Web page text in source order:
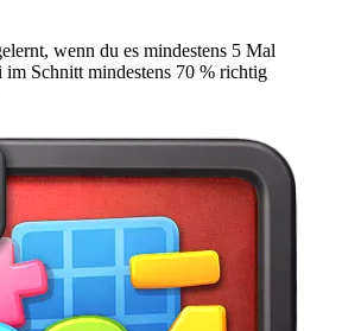
wenn du es mindestens 5 Mal
im Schnitt mindestens 70 % richtig